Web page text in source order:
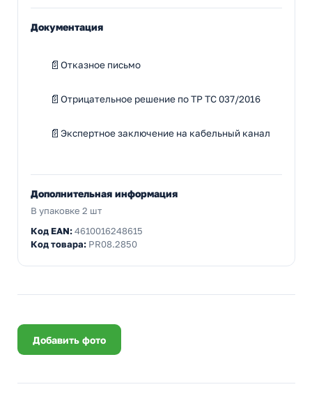
Документация
Отказное письмо
Отрицательное решение по ТР ТС 037/2016
Экспертное заключение на кабельный канал
Дополнительная информация
В упаковке 2 шт
Код EAN:4610016248615
Код товара: PR08.2850
Добавить фото